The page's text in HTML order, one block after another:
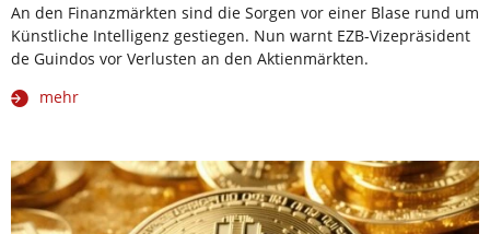
An den Finanzmärkten sind die Sorgen vor einer Blase rund um
Künstliche Intelligenz gestiegen. Nun warnt EZB-Vizepräsident
de Guindos vor Verlusten an den Aktienmärkten.
mehr